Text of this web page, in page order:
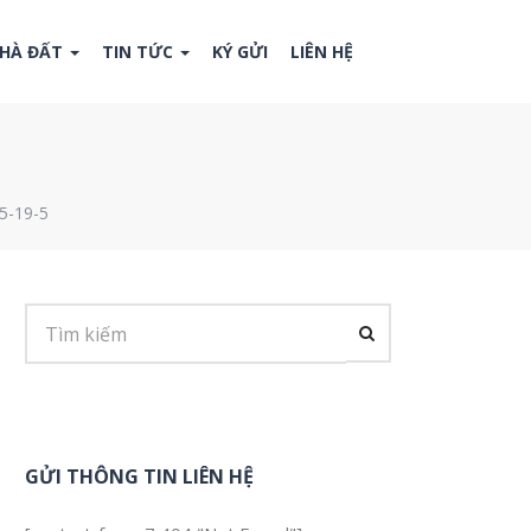
ĐẤT TIN TỨC KÝ GỬI LIÊN HỆ
19-5
GỬI THÔNG TIN LIÊN HỆ